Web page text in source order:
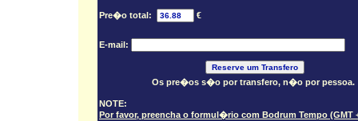
Pre�o total: €
E-mail:
Os pre�os s�o por transfero, n�o por pessoa.
NOTE:
Por favor, preencha o formul�rio com Bodrum Tempo (GMT